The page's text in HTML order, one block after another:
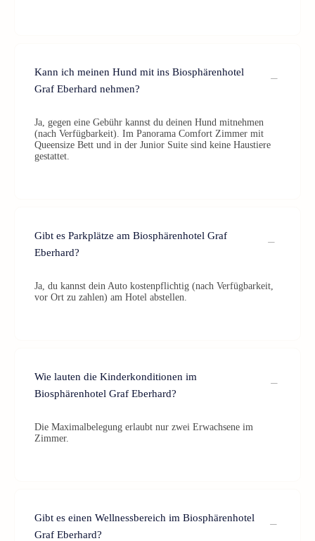
Kann ich meinen Hund mit ins Biosphärenhotel
Graf Eberhard nehmen?
Ja, gegen eine Gebühr kannst du deinen Hund mitnehmen
(nach Verfügbarkeit). Im Panorama Comfort Zimmer mit
Queensize Bett und in der Junior Suite sind keine Haustiere
gestattet.
Gibt es Parkplätze am Biosphärenhotel Graf
Eberhard?
Ja, du kannst dein Auto kostenpflichtig (nach Verfügbarkeit,
vor Ort zu zahlen) am Hotel abstellen.
Wie lauten die Kinderkonditionen im
Biosphärenhotel Graf Eberhard?
Die Maximalbelegung erlaubt nur zwei Erwachsene im
Zimmer.
Gibt es einen Wellnessbereich im Biosphärenhotel
Graf Eberhard?